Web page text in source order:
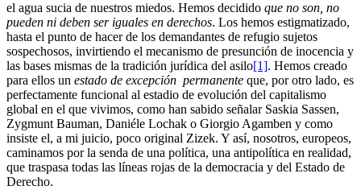
el agua sucia de nuestros miedos. Hemos decidido que no son, no
pueden ni deben ser iguales en derechos. Los hemos estigmatizado,
hasta el punto de hacer de los demandantes de refugio sujetos
sospechosos, invirtiendo el mecanismo de presunción de inocencia y
las bases mismas de la tradición jurídica del asilo[1]. Hemos creado
para ellos un estado de excepción permanente que, por otro lado, es
perfectamente funcional al estadio de evolución del capitalismo
global en el que vivimos, como han sabido señalar Saskia Sassen,
Zygmunt Bauman, Daniéle Lochak o Giorgio Agamben y como
insiste el, a mi juicio, poco original Zizek. Y así, nosotros, europeos,
caminamos por la senda de una política, una antipolítica en realidad,
que traspasa todas las líneas rojas de la democracia y del Estado de
Derecho.